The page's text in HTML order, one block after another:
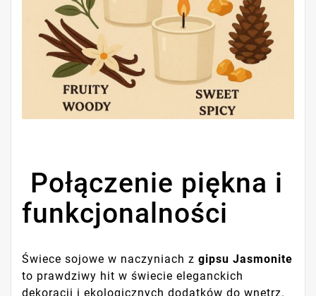
️ Połączenie piękna i
funkcjonalności
Świece sojowe w naczyniach z gipsu Jasmonite
to prawdziwy hit w świecie eleganckich
dekoracji i ekologicznych dodatków do wnętrz.